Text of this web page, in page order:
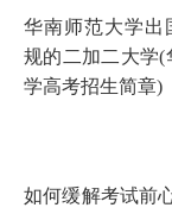
华南师范大学出
规的二加二大学(
学高考招生简章)
如何缓解考试前